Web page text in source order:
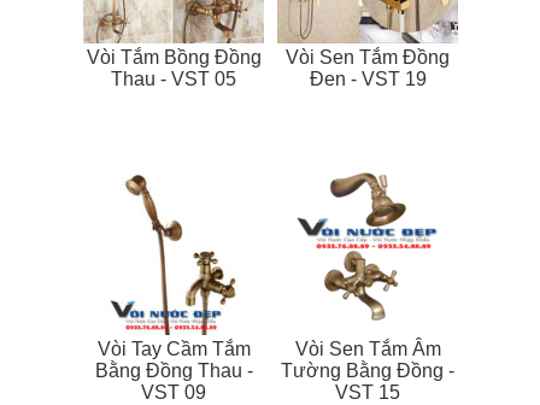
Vòi Tắm Bồng Đồng
Thau - VST 05
Vòi Sen Tắm Đồng
Đen - VST 19
Vòi Tay Cầm Tắm
Bằng Đồng Thau -
VST 09
Vòi Sen Tắm Âm
Tường Bằng Đồng -
VST 15